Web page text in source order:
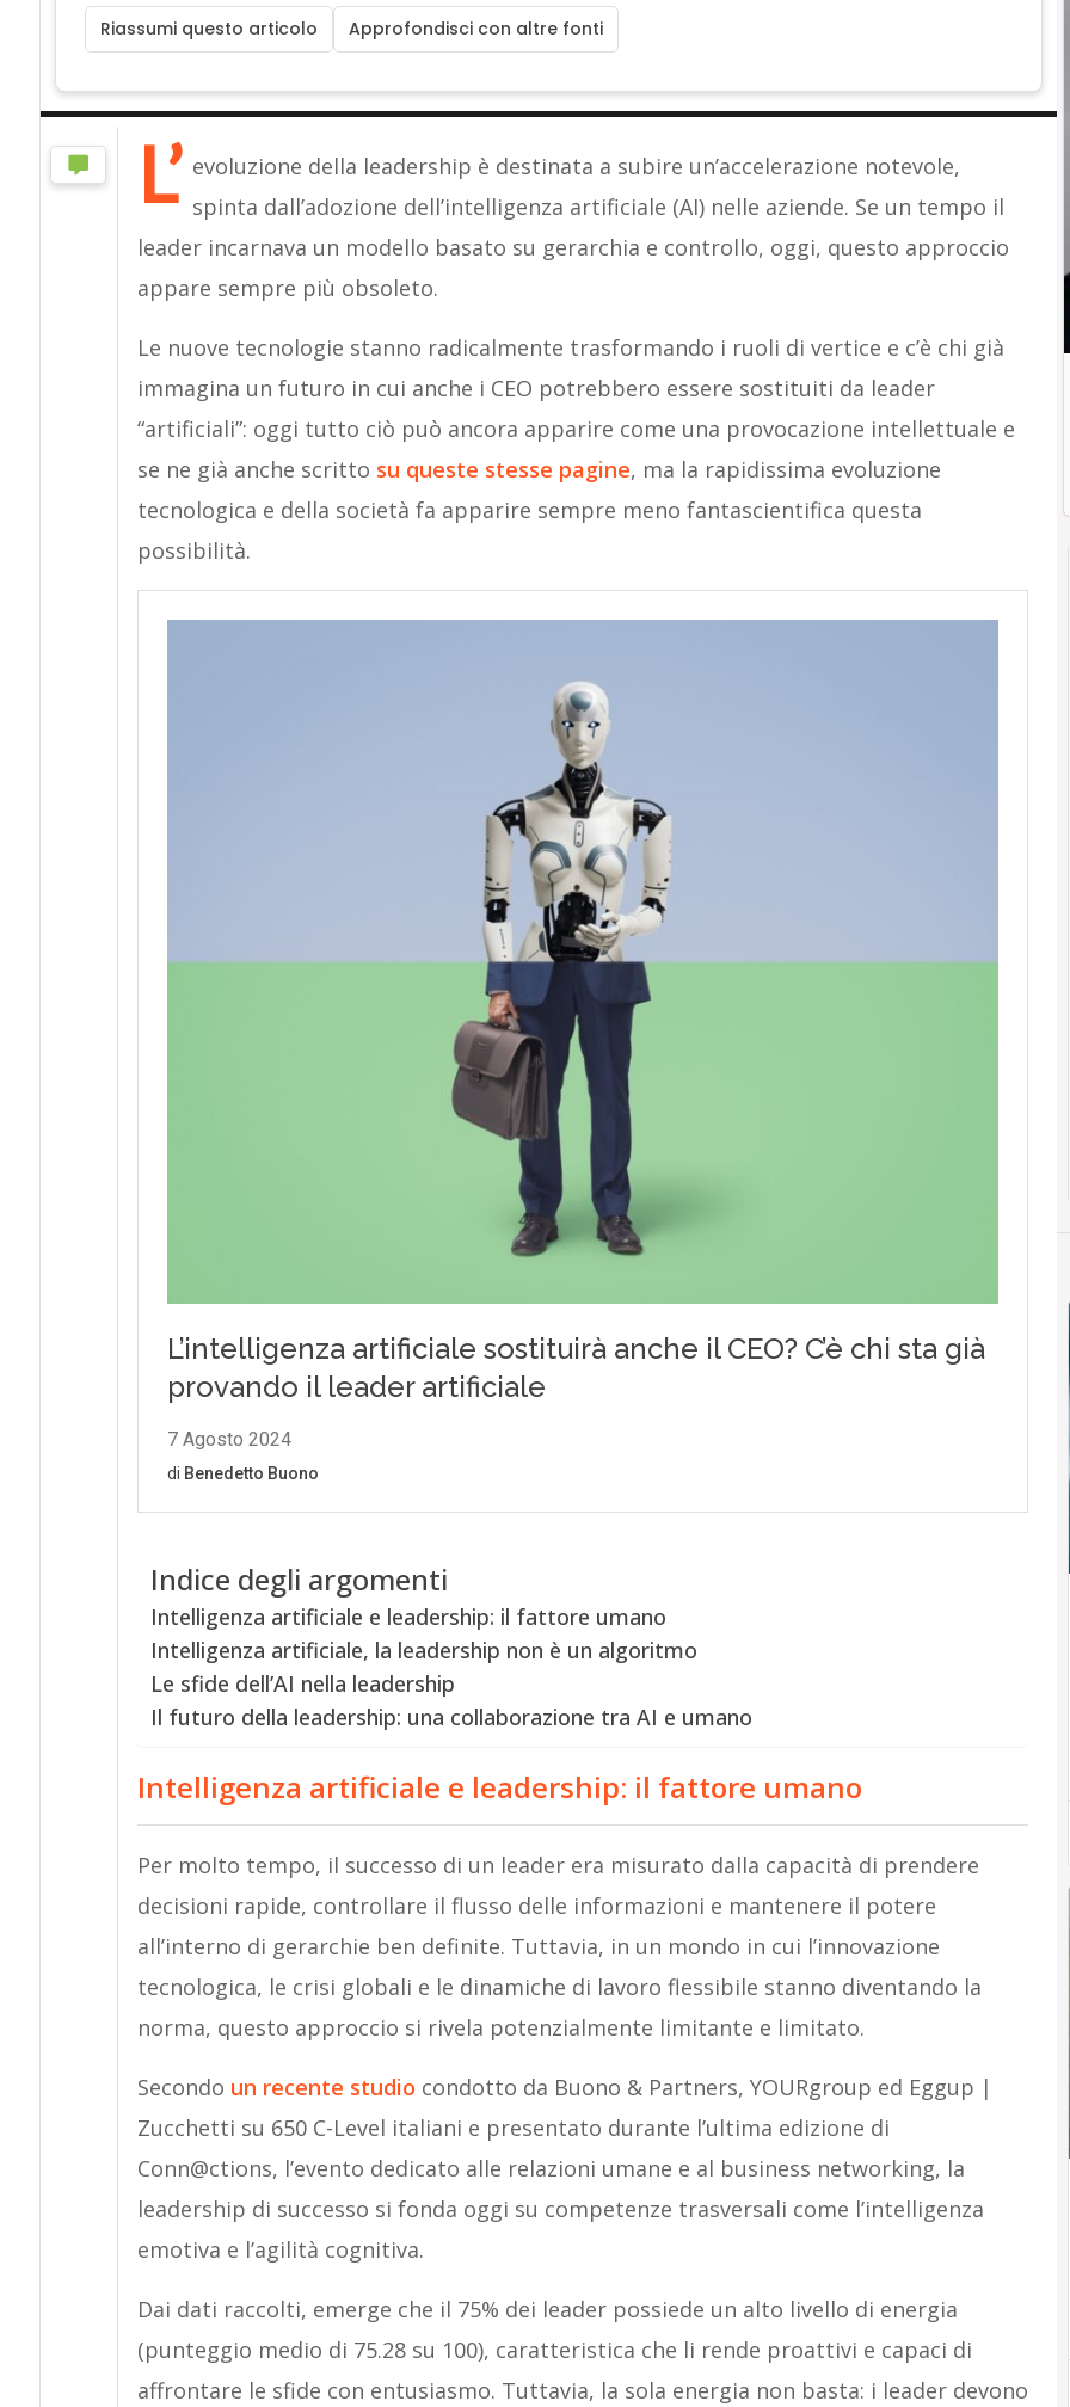
Riassumi questo articolo Approfondisci con altre fonti
L’ evoluzione della leadership è destinata a subire un’accelerazione notevole,
spinta dall’adozione dell’intelligenza artificiale (AI) nelle aziende. Se un tempo il
leader incarnava un modello basato su gerarchia e controllo, oggi, questo approccio
appare sempre più obsoleto.
Le nuove tecnologie stanno radicalmente trasformando i ruoli di vertice e c’è chi già
immagina un futuro in cui anche i CEO potrebbero essere sostituiti da leader
“artificiali”: oggi tutto ciò può ancora apparire come una provocazione intellettuale e
se ne già anche scritto su queste stesse pagine, ma la rapidissima evoluzione
tecnologica e della società fa apparire sempre meno fantascientifica questa
possibilità.
Indice degli argomenti
Intelligenza artificiale e leadership: il fattore umano
Intelligenza artificiale, la leadership non è un algoritmo
Le sfide dell’AI nella leadership
Il futuro della leadership: una collaborazione tra AI e umano
Intelligenza artificiale e leadership: il fattore umano
Per molto tempo, il successo di un leader era misurato dalla capacità di prendere
decisioni rapide, controllare il flusso delle informazioni e mantenere il potere
all’interno di gerarchie ben definite. Tuttavia, in un mondo in cui l’innovazione
tecnologica, le crisi globali e le dinamiche di lavoro flessibile stanno diventando la
norma, questo approccio si rivela potenzialmente limitante e limitato.
Secondo un recente studio condotto da Buono & Partners, YOURgroup ed Eggup |
Zucchetti su 650 C-Level italiani e presentato durante l’ultima edizione di
Conn@ctions, l’evento dedicato alle relazioni umane e al business networking, la
leadership di successo si fonda oggi su competenze trasversali come l’intelligenza
emotiva e l’agilità cognitiva.
Dai dati raccolti, emerge che il 75% dei leader possiede un alto livello di energia
(punteggio medio di 75.28 su 100), caratteristica che li rende proattivi e capaci di
affrontare le sfide con entusiasmo. Tuttavia, la sola energia non basta: i leader devono